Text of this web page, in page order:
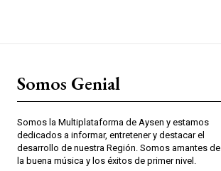
Somos Genial
Somos la Multiplataforma de Aysen y estamos
dedicados a informar, entretener y destacar el
desarrollo de nuestra Región. Somos amantes de
la buena música y los éxitos de primer nivel.